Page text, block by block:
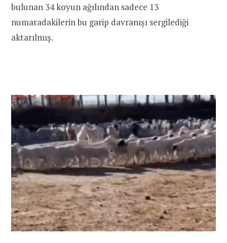
bulunan 34 koyun ağılından sadece 13
numaradakilerin bu garip davranışı sergilediği
aktarılmış.